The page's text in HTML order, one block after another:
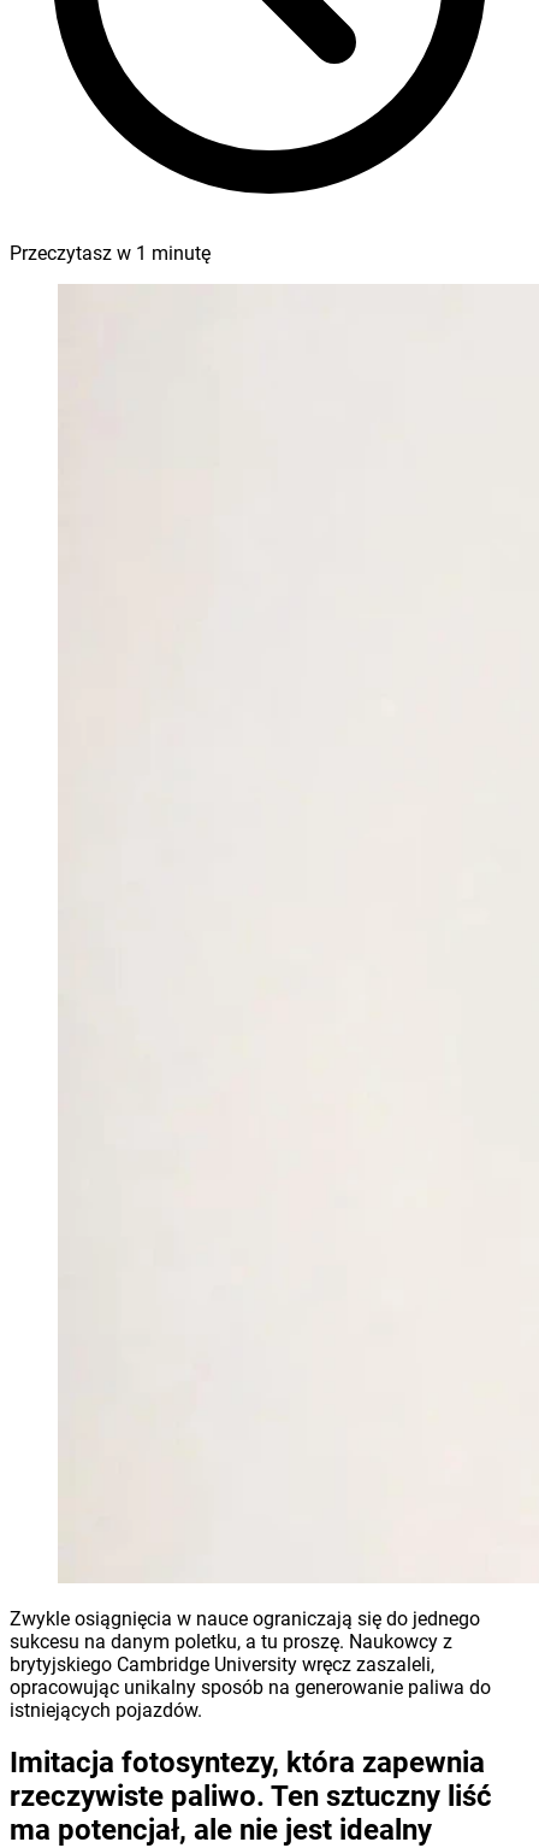
Przeczytasz w 1 minutę
Zwykle osiągnięcia w nauce ograniczają się do jednego
sukcesu na danym poletku, a tu proszę. Naukowcy z
brytyjskiego Cambridge University wręcz zaszaleli,
opracowując unikalny sposób na generowanie paliwa do
istniejących pojazdów.
Imitacja fotosyntezy, która zapewnia
rzeczywiste paliwo. Ten sztuczny liść
ma potencjał, ale nie jest idealny